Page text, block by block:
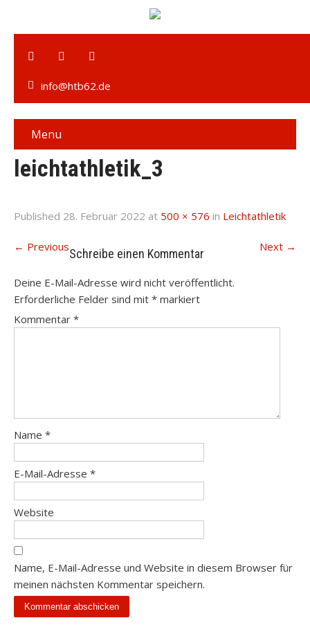
info@htb62.de
Menu
leichtathletik_3
Published 28. Februar 2022 at 500 × 576 in Leichtathletik
← Previous Next →
Schreibe einen Kommentar
Deine E-Mail-Adresse wird nicht veröffentlicht.
Erforderliche Felder sind mit * markiert
Kommentar *
Name *
E-Mail-Adresse *
Website
Name, E-Mail-Adresse und Website in diesem Browser für
meinen nächsten Kommentar speichern.